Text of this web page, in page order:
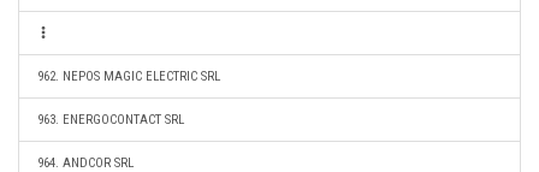
962. NEPOS MAGIC ELECTRIC SRL
963. ENERGOCONTACT SRL
964. ANDCOR SRL